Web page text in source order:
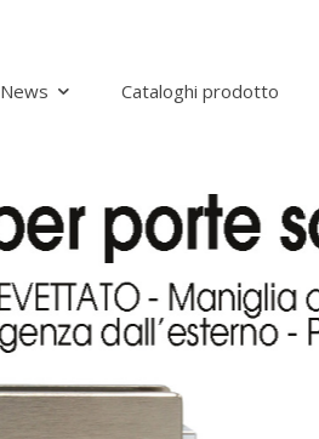
News Cataloghi prodotto